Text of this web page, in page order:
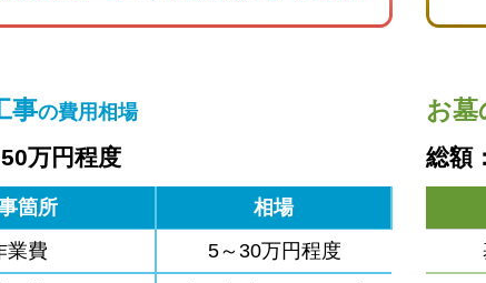
事の費用相場
万円程度
箇所
相場
業費
5～30万円程度
お墓
総額